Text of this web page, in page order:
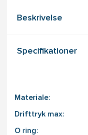
Beskrivelse
Specifikationer
Materiale:
Drifttryk max:
O ring: